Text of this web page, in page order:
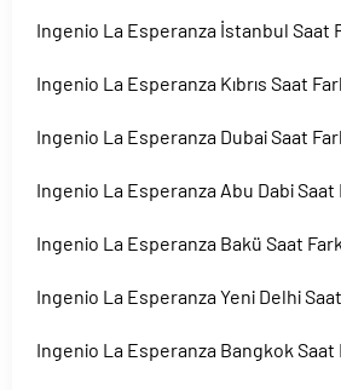
Ingenio La Esperanza İstanbul Saat
Ingenio La Esperanza Kıbrıs Saat
Ingenio La Esperanza Dubai Saat
Ingenio La Esperanza Abu Dabi Saat
Ingenio La Esperanza Bakü Saat
Ingenio La Esperanza Yeni Delhi Saat
Ingenio La Esperanza Bangkok Saat